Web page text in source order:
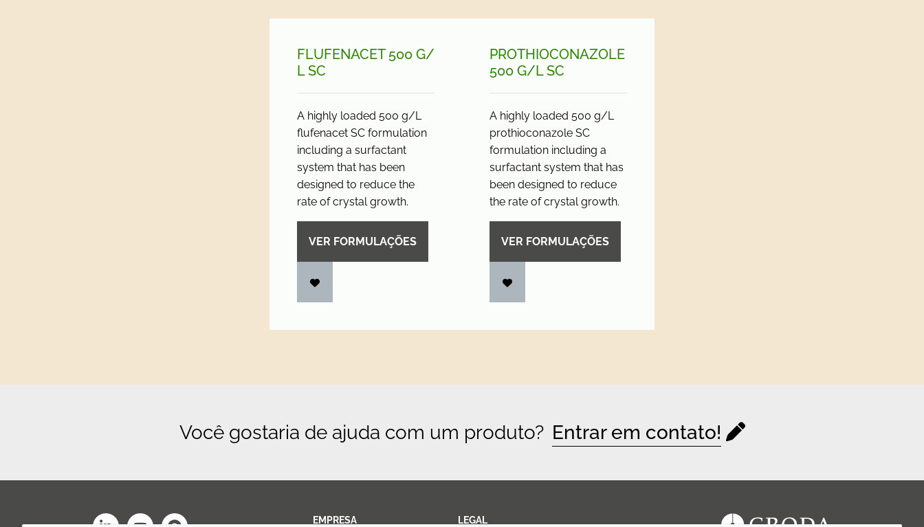
FLUFENACET 500 G/
L SC
A highly loaded 500 g/L
flufenacet SC formulation
including a surfactant
system that has been
designed to reduce the
rate of crystal growth.
VER FORMULAÇÕES
PROTHIOCONAZOLE
500 G/L SC
A highly loaded 500 g/L
prothioconazole SC
formulation including a
surfactant system that has
been designed to reduce
the rate of crystal growth.
VER FORMULAÇÕES
Você gostaria de ajuda com um produto? Entrar em contato!
EMPRESA LEGAL